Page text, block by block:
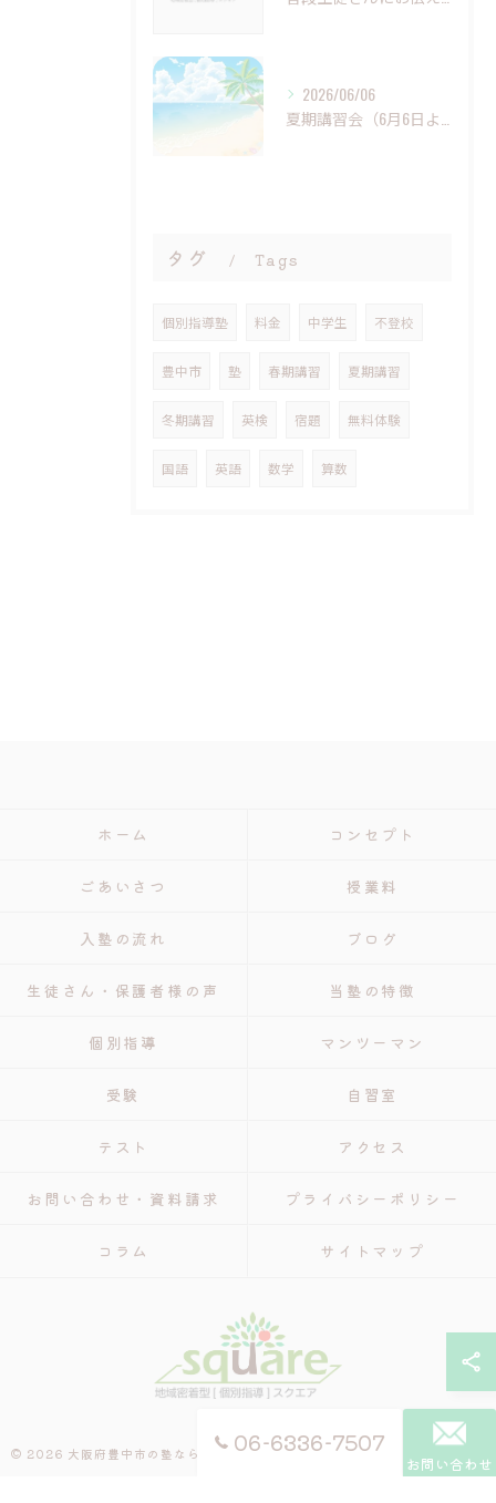
2026/06/06
タグ Tags
個別指導塾 料金 中学生 不登校
豊中市 塾 春期講習 夏期講習
冬期講習 英検 宿題 無料体験
国語 英語 数学 算数
06-6336-7507
お問い合わせ
ホーム コンセプト
ごあいさつ 授業料
入塾の流れ ブログ
生徒さん・保護者様の声 当塾の特徴
個別指導 マンツーマン
受験 自習室
テスト アクセス
お問い合わせ・資料請求 プライバシーポリシー
コラム サイトマップ
© 2026 大阪府豊中市の塾なら個別指導 スクエア ALL RIGHTS RESERVED.